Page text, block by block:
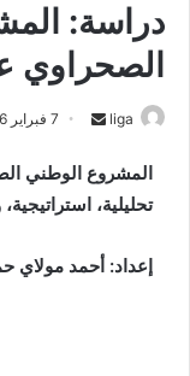
دراسة:
الصحراوي
liga
n
d
n
7 فبراير 2026
المشروع الوطني
تحليلية،
إعداد: أحمد مولاي